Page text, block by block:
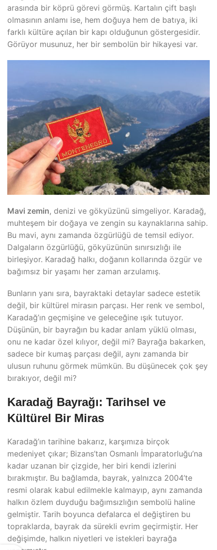
arasında bir köprü görevi görmüş. Kartalın çift başlı
olmasının anlamı ise, hem doğuya hem de batıya, iki
farklı kültüre açılan bir kapı olduğunun göstergesidir.
Görüyor musunuz, her bir sembolün bir hikayesi var.
Mavi zemin, denizi ve gökyüzünü simgeliyor. Karadağ,
muhteşem bir doğaya ve zengin su kaynaklarına sahip.
Bu mavi, aynı zamanda özgürlüğü de temsil ediyor.
Dalgaların özgürlüğü, gökyüzünün sınırsızlığı ile
birleşiyor. Karadağ halkı, doğanın kollarında özgür ve
bağımsız bir yaşamı her zaman arzulamış.
Bunların yanı sıra, bayraktaki detaylar sadece estetik
değil, bir kültürel mirasın parçası. Her renk ve sembol,
Karadağ’ın geçmişine ve geleceğine ışık tutuyor.
Düşünün, bir bayrağın bu kadar anlam yüklü olması,
onu ne kadar özel kılıyor, değil mi? Bayrağa bakarken,
sadece bir kumaş parçası değil, aynı zamanda bir
ulusun ruhunu görmek mümkün. Bu düşünecek çok şey
bırakıyor, değil mi?
Karadağ Bayrağı: Tarihsel ve
Kültürel Bir Miras
Karadağ’ın tarihine bakarız, karşımıza birçok
medeniyet çıkar; Bizans’tan Osmanlı İmparatorluğu’na
kadar uzanan bir çizgide, her biri kendi izlerini
bırakmıştır. Bu bağlamda, bayrak, yalnızca 2004’te
resmi olarak kabul edilmekle kalmayıp, aynı zamanda
halkın özlem duyduğu bağımsızlığın sembolü haline
gelmiştir. Tarih boyunca defalarca el değiştiren bu
topraklarda, bayrak da sürekli evrim geçirmiştir. Her
değişimde, halkın niyetleri ve istekleri bayrağa